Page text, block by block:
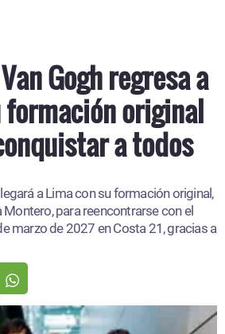
Gogh regresa a
formación original
a todos
a Lima con su formación original,
para reencontrarse con el
marzo de 2027 en Costa 21, gracias a